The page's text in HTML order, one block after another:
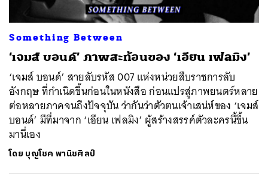
Something Between
‘เจมส์ บอนด์’ ภาพสะท้อนของ ‘เอียน เฟลมิง’
‘เจมส์ บอนด์’ สายลับรหัส 007 แห่งหน่วยสืบราชการลับ
อังกฤษ ที่กำเนิดขึ้นก่อนในหนังสือ ก่อนแปรสู่ภาพยนตร์หลาย
ต่อหลายภาคจนถึงปัจจุบัน ว่ากันว่าตัวตนเจ้าเสน่ห์ของ ‘เจมส์
บอนด์’ มีที่มาจาก ‘เอียน เฟลมิง’ ผู้สร้างสรรค์ตัวละครนี้ขึ้น
มานี่เอง
โดย บุญโชค พานิชศิลป์